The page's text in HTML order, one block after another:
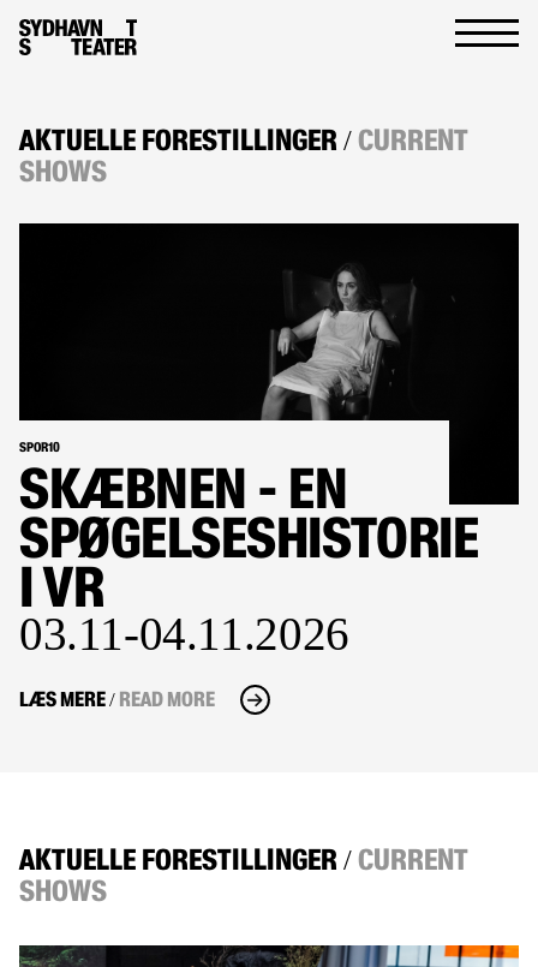
AKTUELLE FORESTILLINGER /CURRENT
SHOWS
SPOR10
SKÆBNEN ‍- EN
SPØGELSESHISTORIE
I VR
03.11-04.11.2026
LÆS MERE/ READ MORE
AKTUELLE FORESTILLINGER /CURRENT
SHOWS